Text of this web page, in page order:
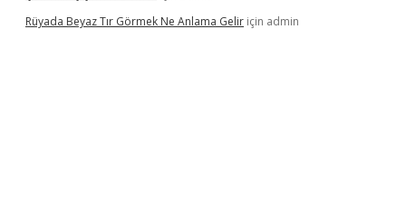
Rüyada Beyaz Tır Görmek Ne Anlama Gelir için admin